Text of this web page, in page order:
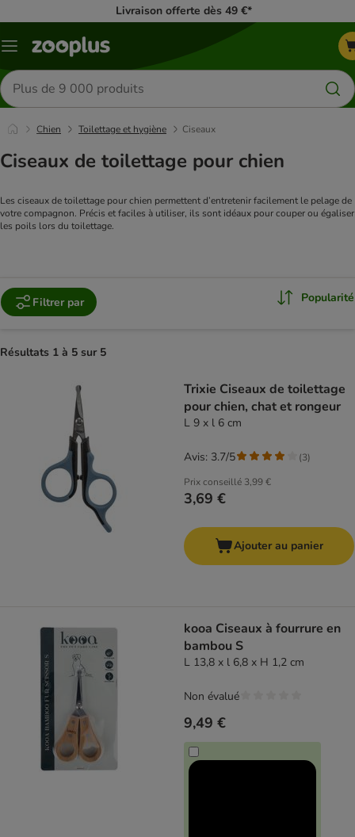
Livraison offerte dès 49 €*
Menu
Rechercher
des
produits
Chien Toilettage et hygiène Ciseaux
Ciseaux de toilettage pour chien
Les ciseaux de toilettage pour chien permettent d’entretenir facilement le pelage de
votre compagnon. Précis et faciles à utiliser, ils sont idéaux pour couper ou égaliser
les poils lors du toilettage.
Filtrer par Popularité
Résultats 1 à 5 sur 5
Trixie Ciseaux de toilettage
pour chien, chat et rongeur
L 9 x l 6 cm
Prix conseillé 3,99 €
3,69 €
Avis: 3.7/5 (3)
Ajouter au panier
kooa Ciseaux à fourrure en
bambou S
L 13,8 x l 6,8 x H 1,2 cm
9,49 €
Non évalué